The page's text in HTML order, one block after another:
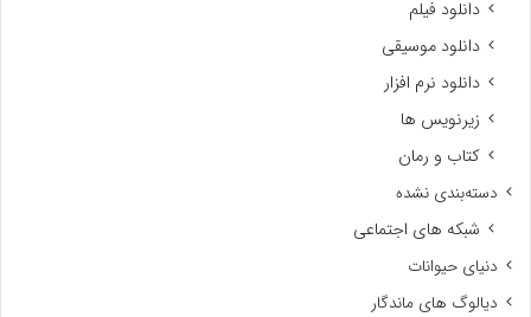
دانلود فیلم
دانلود موسیقی
دانلود نرم افزار
زیرنویس ها
کتاب و رمان
دسته‌بندی نشده
شبکه های اجتماعی
دنیای حیوانات
دیالوگ های ماندگار